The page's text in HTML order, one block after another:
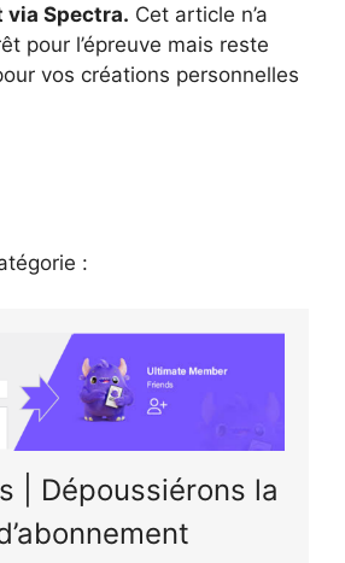
Spectra. Cet article n’a
pour l’épreuve mais reste
vos créations personnelles
:
| Dépoussiérons la